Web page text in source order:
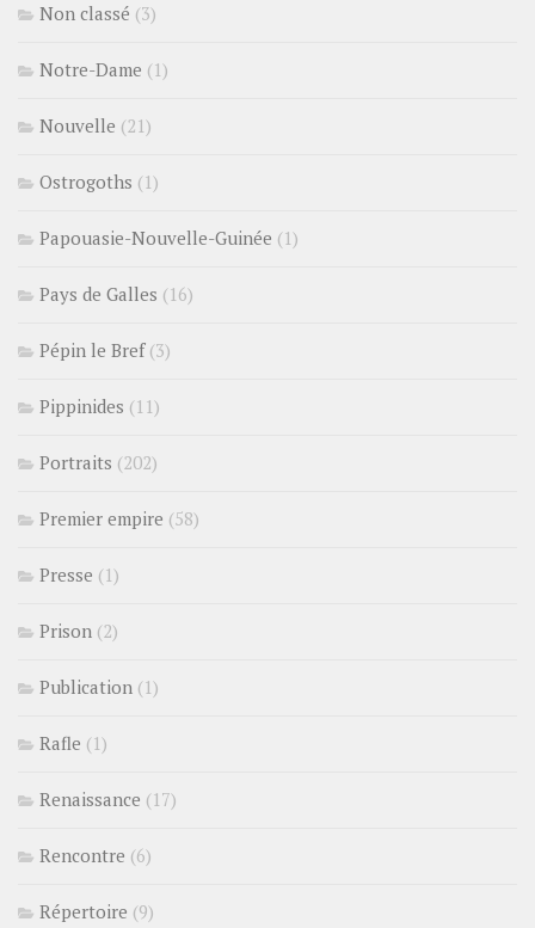
Non classé (3)
Notre-Dame (1)
Nouvelle (21)
Ostrogoths (1)
Papouasie-Nouvelle-Guinée (1)
Pays de Galles (16)
Pépin le Bref(3)
Pippinides (11)
Portraits (202)
Premier empire (58)
Presse (1)
Prison (2)
Publication (1)
Rafle (1)
Renaissance (17)
Rencontre (6)
Répertoire (9)